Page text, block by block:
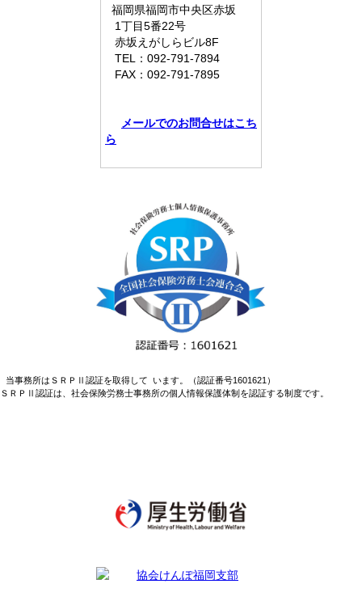
福岡県福岡市中央区赤坂
1丁目5番22号
赤坂えがしらビル8F
TEL： 092-791-7894
FAX： 092-791-7895
メールでのお問合せはこち
ら
当事務所はＳＲＰⅡ認証を取得して います。（認証番号1601621）
ＳＲＰⅡ認証は、社会保険労務士事務所の個人情報保護体制を認証する制度です。